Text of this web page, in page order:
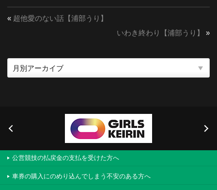
« 超他愛のない話【浦部うり】
いわき終わり【浦部うり】
»
公営競技の払戻金の支払を受けた方へ
車券の購入にのめり込んでしまう不安のある方へ